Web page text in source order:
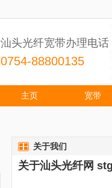
汕头光纤宽带办理电话
0754-88800135
主页 宽带
关于我们
关于汕头光纤网